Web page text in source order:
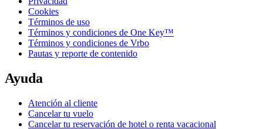
Cookies
Términos de uso
Términos y condiciones de One Key™
Términos y condiciones de Vrbo
Pautas y reporte de contenido
Ayuda
Atención al cliente
Cancelar tu vuelo
Cancelar tu reservación de hotel o renta vacacional